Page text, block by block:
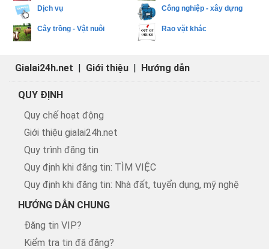
Dịch vụ Công nghiệp - xây dựng
Cây trồng - Vật nuôi Rao vặt khác
Gialai24h.net | Giới thiệu | Hướng dẫn
QUY ĐỊNH
Quy chế hoạt động
Giới thiệu gialai24h.net
Quy trình đăng tin
Quy định khi đăng tin: TÌM VIỆC
Quy định khi đăng tin: Nhà đất, tuyển dụng, mỹ nghệ
HƯỚNG DẪN CHUNG
Đăng tin VIP?
Kiểm tra tin đã đăng?